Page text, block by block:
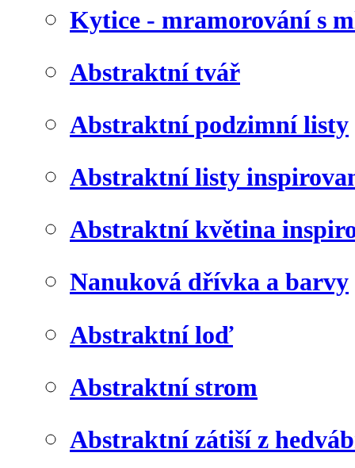
Kytice - mramorování s
Abstraktní tvář
Abstraktní podzimní listy
Abstraktní listy
Abstraktní květina
Nanuková dřívka a barvy
Abstraktní loď
Abstraktní strom
Abstraktní zátiší z